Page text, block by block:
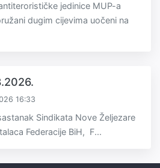
jedinice MUP-a
dugim cijevima uočeni na
16:33
Sindikata Nove Željezare
Federacije BiH, F...